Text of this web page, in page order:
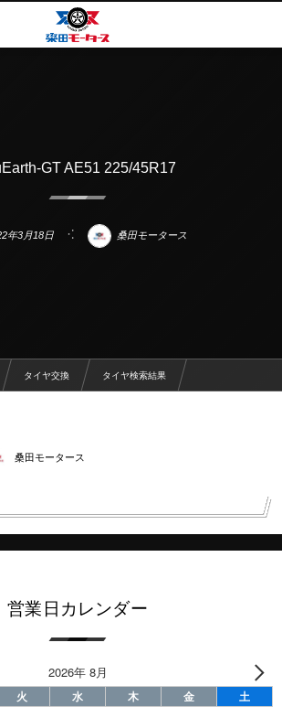
GT AE51 225/45R17
年3月18日 桑田モータース
タイヤ交換 タイヤ検索結果
桑田モータース
営業日カレンダー
2026年 8月
火 水 木 金 土